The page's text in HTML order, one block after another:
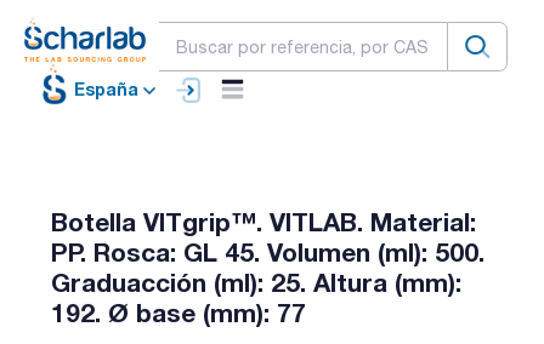
España
Botella VITgrip™. VITLAB. Material:
PP. Rosca: GL 45. Volumen (ml): 500.
Graduacción (ml): 25. Altura (mm):
192. Ø base (mm): 77